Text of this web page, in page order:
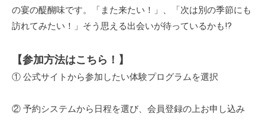
の宴の醍醐味です。「また来たい！」、「次は別の季節にも
訪れてみたい！」そう思える出会いが待っているかも!?
【参加方法はこちら！】
① 公式サイトから参加したい体験プログラムを選択
② 予約システムから日程を選び、会員登録の上お申し込み